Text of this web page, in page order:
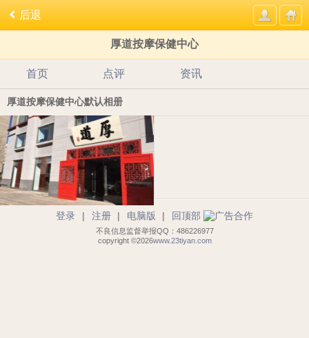
后退
厚道按摩保健中心
首页 点评 资讯
厚道按摩保健中心默认相册
登录 | 注册 | 电脑版 | 回顶部
不良信息监督举报QQ：486226977
copyright ©2026www.23tiyan.com